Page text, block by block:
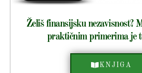
Želiš finansijsku nezavisnost?
praktičnim primerima je
KNJIGA